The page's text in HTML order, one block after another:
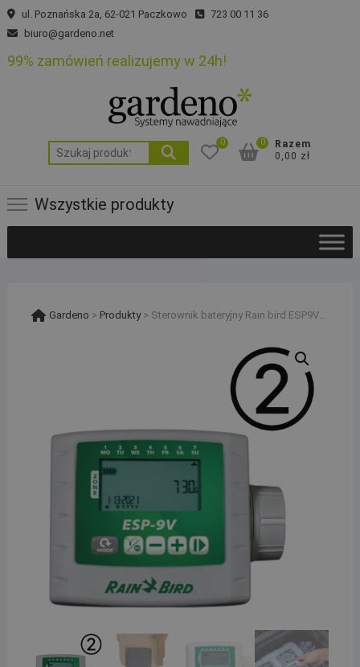
Skip
to
ul. Poznańska 2a, 62-021 Paczkowo
723 00 11 36
biuro@gardeno.net
99% zamówień realizujemy w 24h!
Szukaj:
0
Razem
0,00 zł
0
Wszystkie produkty
Gardeno > Produkty> Sterownik bateryjny Rain bird ESP9V-I2 2 sekcje zewnętrzny IP68